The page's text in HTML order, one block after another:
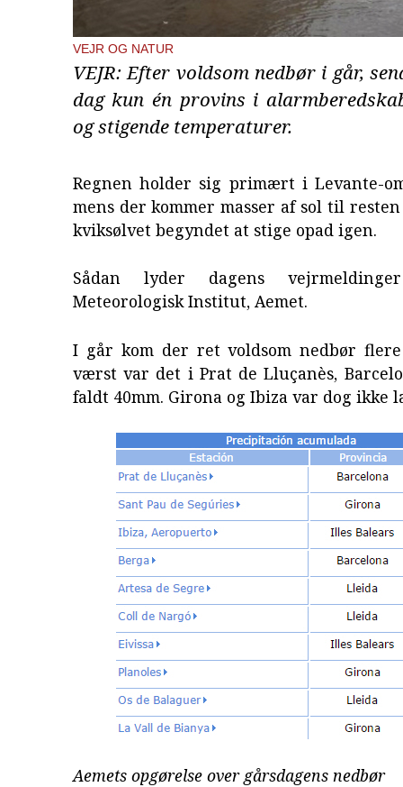
VEJR OG NATUR
VEJR: Efter voldsom nedbør i går,
dag kun én provins i
og stigende temperaturer.
Regnen holder sig primært i Levante-
mens der kommer masser af sol til
kviksølvet begyndet at stige opad igen.
Sådan lyder dagens
Meteorologisk Institut, Aemet.
I går kom der ret voldsom nedbør flere
værst var det i Prat de Lluçanès,
faldt 40mm. Girona og Ibiza var dog ikke
Aemets opgørelse over gårsdagens nedbør